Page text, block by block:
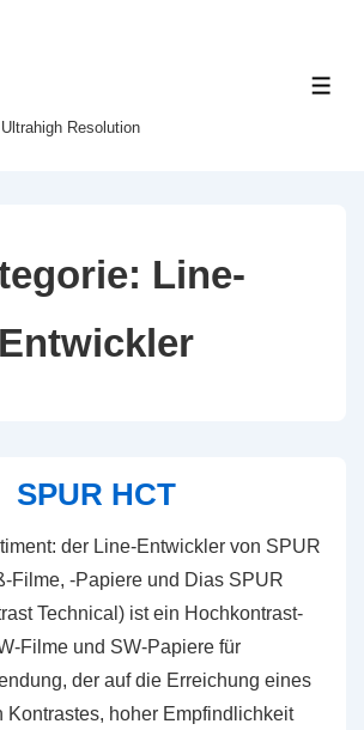
Resolution
Line-
Entwickler
SPUR HCT
der Line-Entwickler von SPUR
Filme, -Papiere und Dias SPUR
Technical) ist ein Hochkontrast-
Filme und SW-Papiere für
der auf die Erreichung eines
Kontrastes, hoher Empfindlichkeit